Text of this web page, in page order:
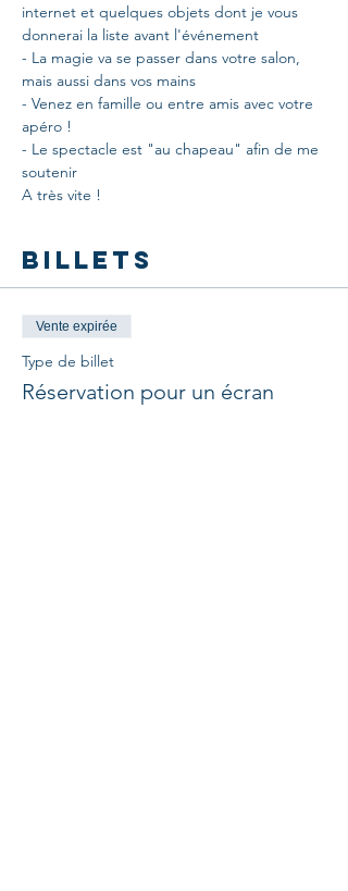
internet et quelques objets dont je vous
donnerai la liste avant l'événement
- La magie va se passer dans votre salon,
mais aussi dans vos mains
- Venez en famille ou entre amis avec votre
apéro !
- Le spectacle est "au chapeau" afin de me
soutenir
A très vite !
Billets
Vente expirée
Type de billet
Réservation pour un écran